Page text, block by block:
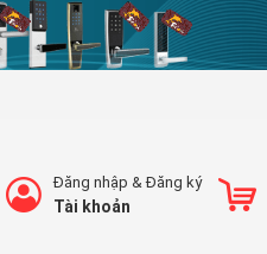
Đăng nhập &Đăng ký
Tài khoản